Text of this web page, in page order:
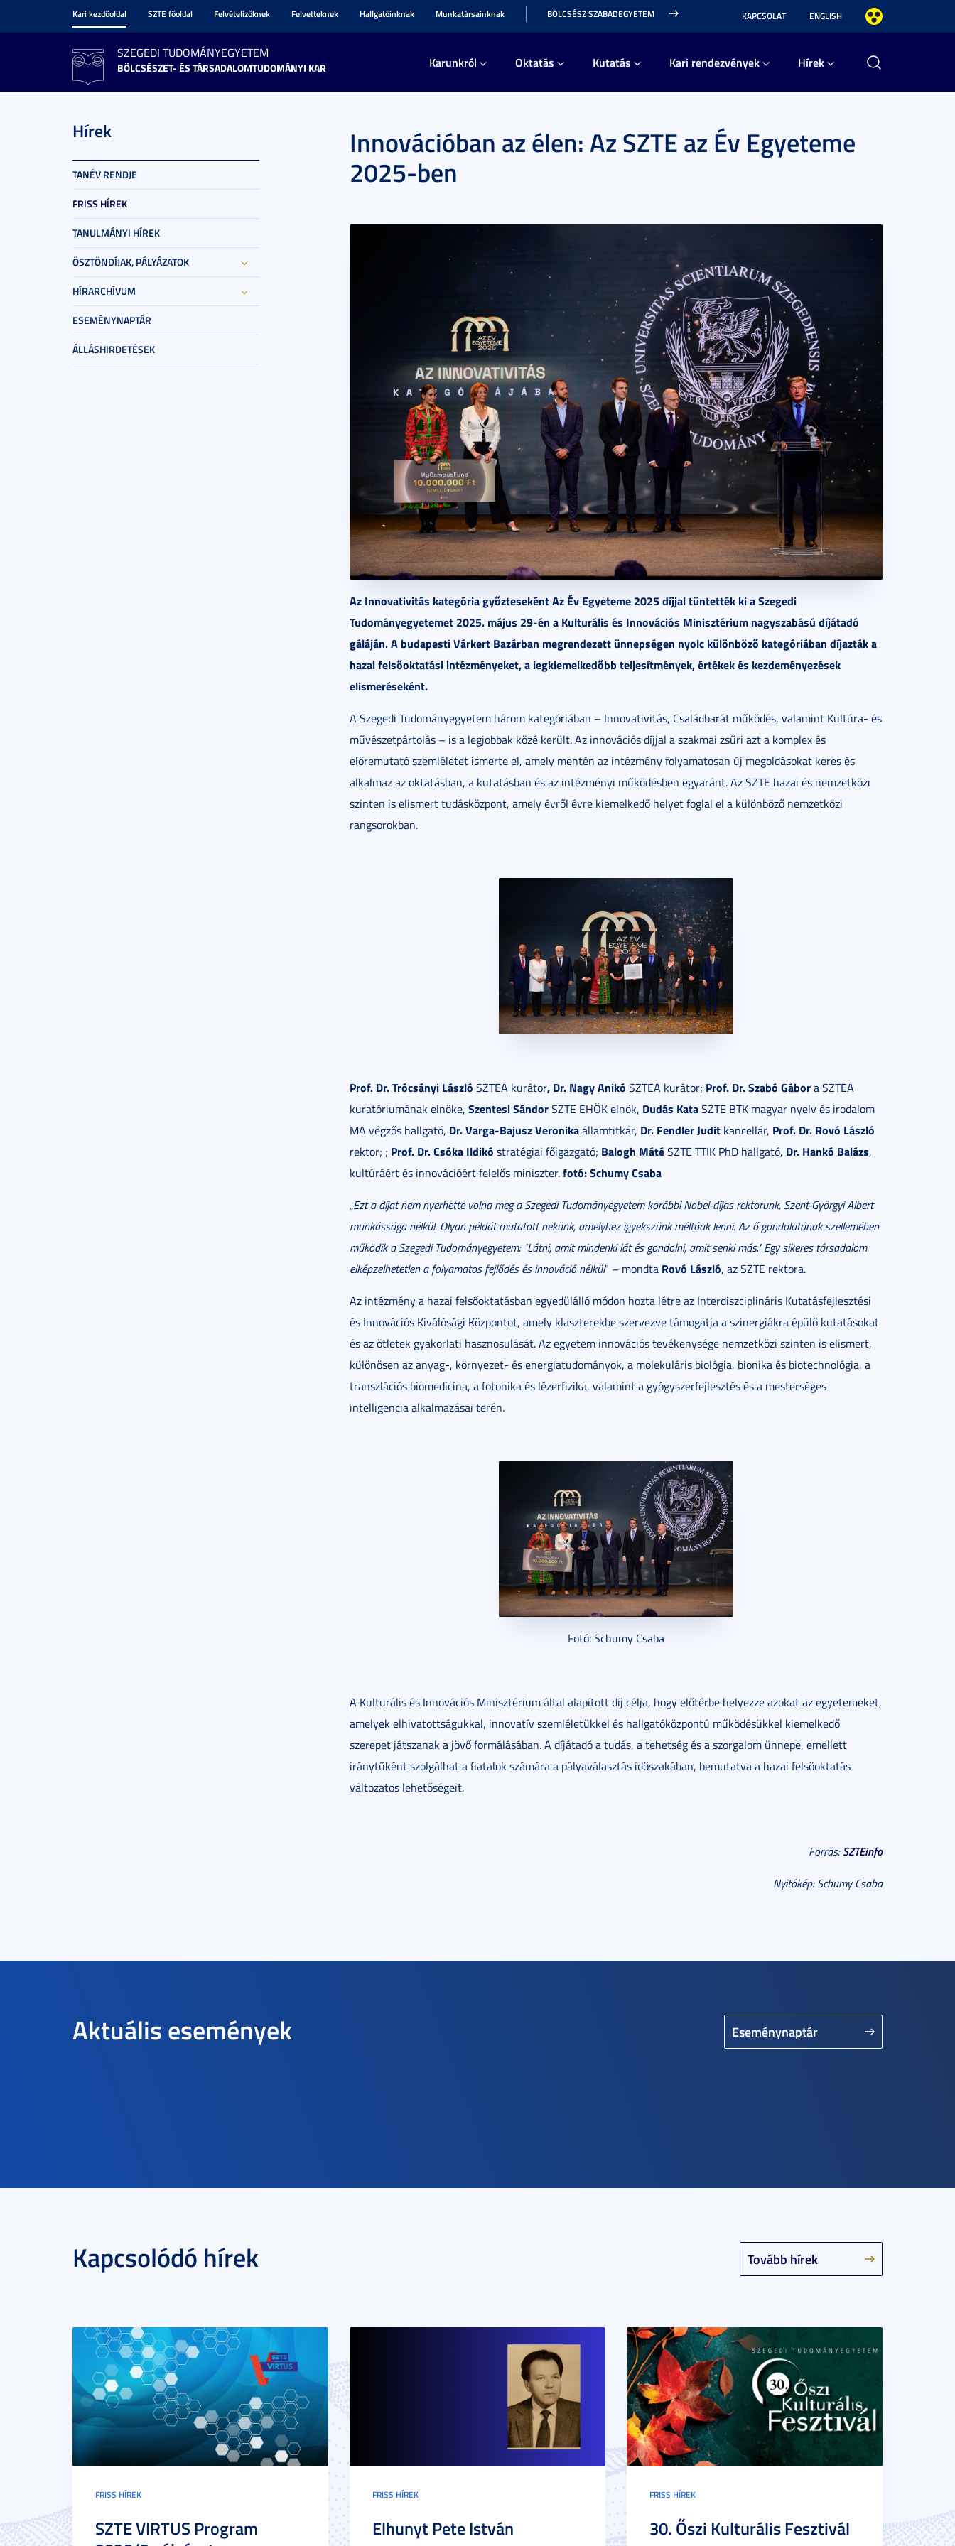
Kari kezdőoldal SZTE főoldal Felvételizőknek Felvetteknek Hallgatóinknak Munkatársainknak BÖLCSÉSZ SZABADEGYETEM KAPCSOLAT ENGLISH
SZEGEDI TUDOMÁNYEGYETEM
BÖLCSÉSZET- ÉS TÁRSADALOMTUDOMÁNYI KAR Karunkról Oktatás Kutatás Kari rendezvények Hírek
Hírek
TANÉV RENDJE
FRISS HÍREK
TANULMÁNYI HÍREK
ÖSZTÖNDÍJAK, PÁLYÁZATOK
HÍRARCHÍVUM
ESEMÉNYNAPTÁR
ÁLLÁSHIRDETÉSEK
Innovációban az élen: Az SZTE az Év Egyeteme
2025-ben
Az Innovativitás kategória győzteseként Az Év Egyeteme 2025 díjjal tüntették ki a Szegedi
Tudományegyetemet 2025. május 29-én a Kulturális és Innovációs Minisztérium nagyszabású díjátadó
gáláján. A budapesti Várkert Bazárban megrendezett ünnepségen nyolc különböző kategóriában díjazták a
hazai felsőoktatási intézményeket, a legkiemelkedőbb teljesítmények, értékek és kezdeményezések
elismeréseként.
A Szegedi Tudományegyetem három kategóriában – Innovativitás, Családbarát működés, valamint Kultúra- és
művészetpártolás – is a legjobbak közé került. Az innovációs díjjal a szakmai zsűri azt a komplex és
előremutató szemléletet ismerte el, amely mentén az intézmény folyamatosan új megoldásokat keres és
alkalmaz az oktatásban, a kutatásban és az intézményi működésben egyaránt. Az SZTE hazai és nemzetközi
szinten is elismert tudásközpont, amely évről évre kiemelkedő helyet foglal el a különböző nemzetközi
rangsorokban.
Prof. Dr. Trócsányi László SZTEA kurátor, Dr. Nagy Anikó SZTEA kurátor; Prof. Dr. Szabó Gábora SZTEA
kuratóriumának elnöke, Szentesi SándorSZTE EHÖK elnök, Dudás KataSZTE BTK magyar nyelv és irodalom
MA végzős hallgató, Dr.Varga-Bajusz Veronikaállamtitkár, Dr. Fendler Judit kancellár, Prof. Dr. Rovó László
rektor; ; Prof. Dr. Csóka Ildikó stratégiai főigazgató; Balogh MátéSZTE TTIK PhD hallgató, Dr. Hankó Balázs,
kultúráért és innovációért felelős miniszter.fotó: Schumy Csaba
„Ezt a díjat nem nyerhette volna meg a Szegedi Tudományegyetem korábbi Nobel-díjas rektorunk, Szent-Györgyi Albert
munkássága nélkül. Olyan példát mutatott nekünk, amelyhez igyekszünk méltóak lenni. Az ő gondolatának szellemében
működik a Szegedi Tudományegyetem: "Látni, amit mindenki lát és gondolni, amit senki más." Egy sikeres társadalom
elképzelhetetlen a folyamatos fejlődés és innováció nélkül" – mondta Rovó László, az SZTE rektora.
Az intézmény a hazai felsőoktatásban egyedülálló módon hozta létre az Interdiszciplináris Kutatásfejlesztési
és Innovációs Kiválósági Központot, amely klaszterekbe szervezve támogatja a szinergiákra épülő kutatásokat
és az ötletek gyakorlati hasznosulását. Az egyetem innovációs tevékenysége nemzetközi szinten is elismert,
különösen az anyag-, környezet- és energiatudományok, a molekuláris biológia, bionika és biotechnológia, a
transzlációs biomedicina, a fotonika és lézerfizika, valamint a gyógyszerfejlesztés és a mesterséges
intelligencia alkalmazásai terén.
Fotó: Schumy Csaba
A Kulturális és Innovációs Minisztérium által alapított díj célja, hogy előtérbe helyezze azokat az egyetemeket,
amelyek elhivatottságukkal, innovatív szemléletükkel és hallgatóközpontú működésükkel kiemelkedő
szerepet játszanak a jövő formálásában. A díjátadó a tudás, a tehetség és a szorgalom ünnepe, emellett
iránytűként szolgálhat a fiatalok számára a pályaválasztás időszakában, bemutatva a hazai felsőoktatás
változatos lehetőségeit.
Forrás: SZTEinfo
Nyitókép: Schumy Csaba
Aktuális események Eseménynaptár
Kapcsolódó hírek Tovább hírek
FRISS HÍREK
SZTE VIRTUS Program
FRISS HÍREK
Elhunyt Pete István
FRISS HÍREK
30. Őszi Kulturális Fesztivál